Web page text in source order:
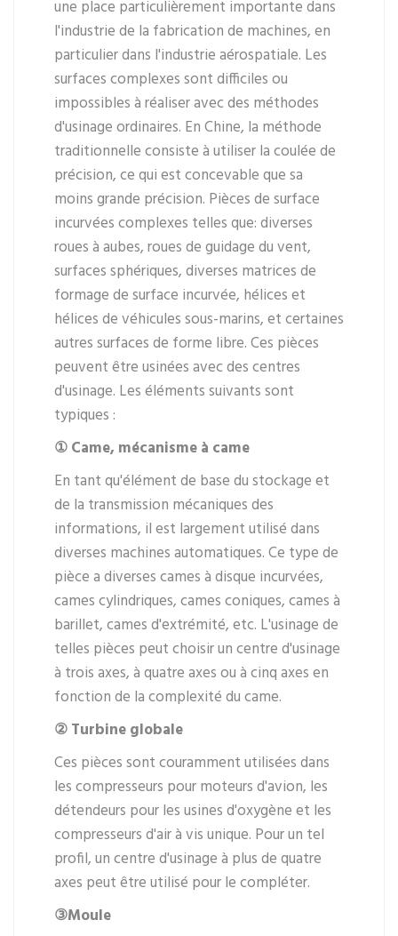
une place particulièrement importante dans
l'industrie de la fabrication de machines, en
particulier dans l'industrie aérospatiale. Les
surfaces complexes sont difficiles ou
impossibles à réaliser avec des méthodes
d'usinage ordinaires. En Chine, la méthode
traditionnelle consiste à utiliser la coulée de
précision, ce qui est concevable que sa
moins grande précision. Pièces de surface
incurvées complexes telles que: diverses
roues à aubes, roues de guidage du vent,
surfaces sphériques, diverses matrices de
formage de surface incurvée, hélices et
hélices de véhicules sous-marins, et certaines
autres surfaces de forme libre. Ces pièces
peuvent être usinées avec des centres
d'usinage. Les éléments suivants sont
typiques :
① Came, mécanisme à came
En tant qu'élément de base du stockage et
de la transmission mécaniques des
informations, il est largement utilisé dans
diverses machines automatiques. Ce type de
pièce a diverses cames à disque incurvées,
cames cylindriques, cames coniques, cames à
barillet, cames d'extrémité, etc. L'usinage de
telles pièces peut choisir un centre d'usinage
à trois axes, à quatre axes ou à cinq axes en
fonction de la complexité du came.
② Turbine globale
Ces pièces sont couramment utilisées dans
les compresseurs pour moteurs d'avion, les
détendeurs pour les usines d'oxygène et les
compresseurs d'air à vis unique. Pour un tel
profil, un centre d'usinage à plus de quatre
axes peut être utilisé pour le compléter.
③Moule